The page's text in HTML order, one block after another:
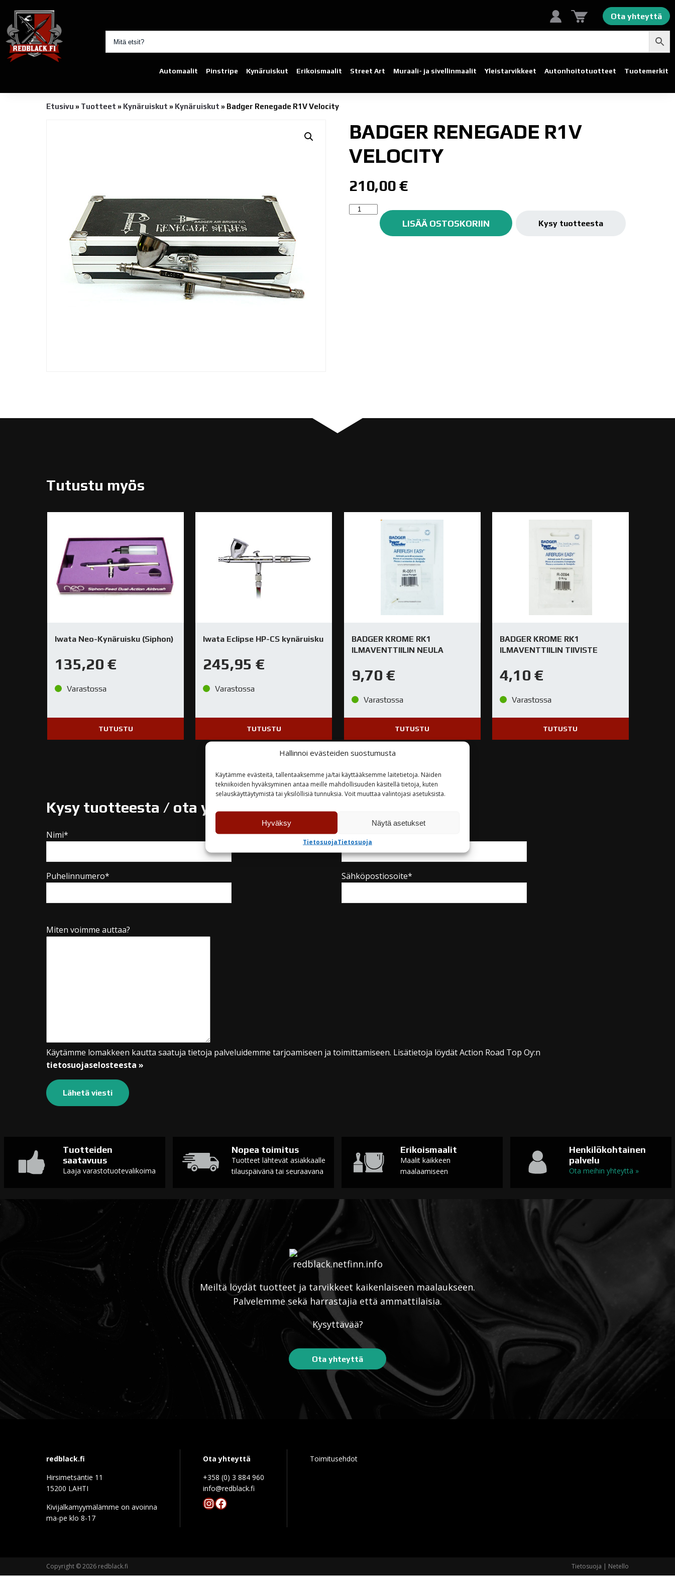
Hallinnoi evästeiden suostumusta
Käytämme evästeitä, tallentaaksemme ja/tai käyttääksemme laitetietoja. Näiden
tekniikoiden hyväksyminen antaa meille mahdollisuuden käsitellä tietoja, kuten
selauskäyttäytymistä tai yksilöllisiä tunnuksia. Voit muuttaa valintojasi asetuksista.
Hyväksy Näytä asetukset
TietosuojaTietosuoja
Ota yhteyttä
Automaalit Pinstripe Kynäruiskut Erikoismaalit Street Art Muraali- ja sivellinmaalit Yleistarvikkeet Autonhoito­tuotteet Tuotemerkit
Etusivu » Tuotteet » Kynäruiskut » Kynäruiskut » Badger Renegade R1V Velocity
BADGER RENEGADE R1V
VELOCITY
210,00€
Badger
Renegade
LISÄÄ OSTOSKORIIN Kysy tuotteesta
Tutustu myös
Iwata Neo-Kynäruisku (Siphon)
135,20 €
Varastossa
TUTUSTU
Iwata Eclipse HP-CS kynäruisku
245,95€
Varastossa
TUTUSTU
BADGER KROME RK1
ILMAVENTTIILIN NEULA
9,70 €
Varastossa
TUTUSTU
BADGER KROME RK1
ILMAVENTTIILIN TIIVISTE
4,10 €
Varastossa
TUTUSTU
Kysy tuotteesta / ota yhteyttä
Nimi*
Puhelinnumero* Sähköpostiosoite*
Miten voimme auttaa?
Käytämme lomakkeen kautta saatuja tietoja palveluidemme tarjoamiseen ja toimittamiseen. Lisätietoja löydät Action Road Top Oy:n
tietosuojaselosteesta »
Tuotteiden
saatavuus
Laaja varastotuotevalikoima
Nopea toimitus
Tuotteet lähtevät asiakkaalle
tilauspäivänä tai seuraavana
Erikoismaalit
Maalit kaikkeen
maalaamiseen
Henkilökohtainen
palvelu
Ota meihin yhteyttä »
Meiltä löydät tuotteet ja tarvikkeet kaikenlaiseen maalaukseen.
Palvelemme sekä harrastajia että ammattilaisia.
Kysyttävää?
Ota yhteyttä
redblack.fi
Hirsimetsäntie 11
15200 LAHTI
Kivijalkamyymälämme on avoinna
ma-pe klo 8-17
Ota yhteyttä
+358 (0) 3 884 960
info@redblack.f
Instagram
Facebook
Toimitusehdot
Copyright © 2026 redblack.fi Tietosuoja | Netello